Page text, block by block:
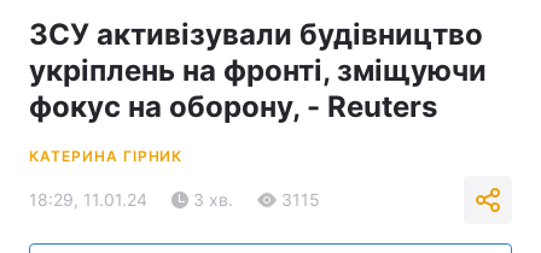
ЗСУ активізували будівництво
укріплень на фронті, зміщуючи
фокус на оборону, - Reuters
КАТЕРИНА ГІРНИК
18:29, 11.01.24 3 хв. 3115